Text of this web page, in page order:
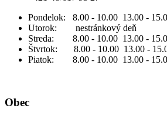
Pondelok: 8.00 - 10.00 13.00 -
Utorok: nestránkový deň
Streda: 8.00 - 10.00 13.00 -
Štvrtok: 8.00 - 10.00 13.00 -
Piatok: 8.00 - 10.00 13.00 -
Obec